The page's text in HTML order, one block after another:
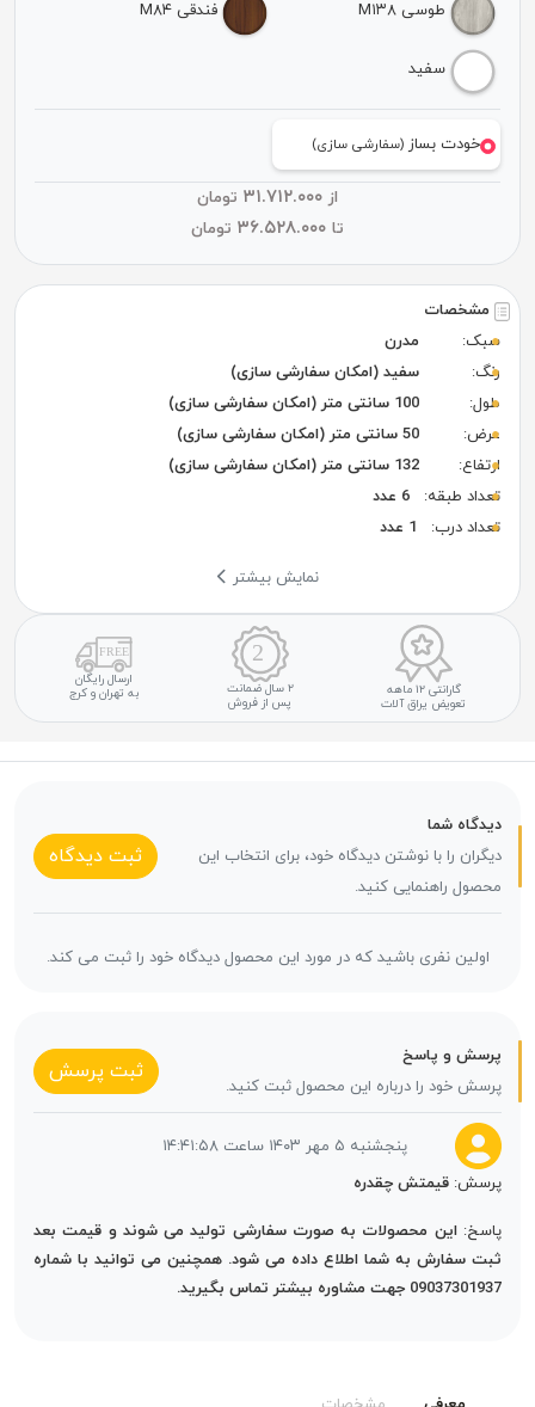
مشخصات
سبک:
مدرن
رنگ:
سفید (امکان سفارشی سازی)
طول:
100 سانتی متر (امکان سفارشی سازی)
عرض:
50 سانتی متر (امکان سفارشی سازی)
ارتفاع:
132 سانتی متر (امکان سفارشی سازی)
تعداد طبقه:
6 عدد
تعداد درب:
1 عدد
نمایش بیشتر
گارانتی ۱۲ ماهه
تعویض یراق آلات
۲ سال ضمانت
پس از فروش
ارسال رایگان
به تهران و کرج
طوسی M۱۳۸ فندقی M۸۴
سفید
خودت بساز(سفارشی سازی)
از
تومان
تا
تومان
دیدگاه شما
دیگران را با نوشتن دیدگاه خود، برای انتخاب این
محصول راهنمایی کنید.
ثبت دیدگاه
اولین نفری باشید که در مورد این محصول دیدگاه خود را ثبت می کند.
پرسش و پاسخ
پرسش خود را درباره این محصول ثبت کنید.
ثبت پرسش
پنجشنبه ۵ مهر ۱۴۰۳ ساعت ۱۴:۴۱:۵۸
پرسش: قیمتش چقدره
پاسخ:این محصولات به صورت سفارشی تولید می شوند و قیمت بعد
ثبت سفارش به شما اطلاع داده می شود. همچنین می توانید با شماره
09037301937 جهت مشاوره بیشتر تماس بگیرید.